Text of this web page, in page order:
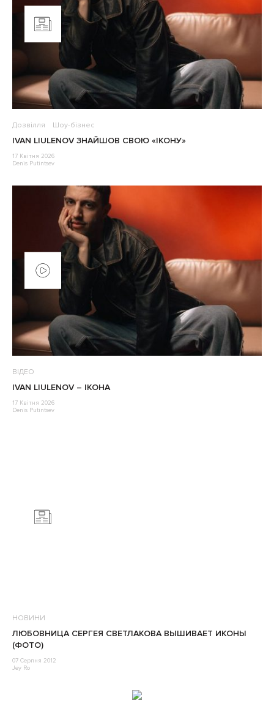
Дозвілля Шоу-бізнес
IVAN LIULENOV ЗНАЙШОВ СВОЮ «ІКОНУ»
17 Квітня 2026
Denis Putintsev
ВІДЕО
IVAN LIULENOV – ІКОНА
17 Квітня 2026
Denis Putintsev
НОВИНИ
ЛЮБОВНИЦА СЕРГЕЯ СВЕТЛАКОВА ВЫШИВАЕТ ИКОНЫ
(ФОТО)
07 Серпня 2012
Jey Ro